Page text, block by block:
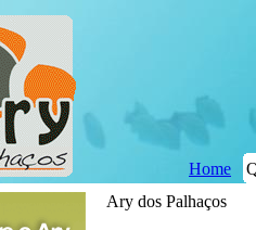
Home
Ary dos Palhaços